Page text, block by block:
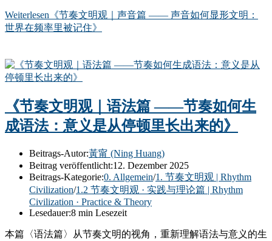
Weiterlesen 《节奏文明观｜声音篇 —— 声音如何显形文明：
世界在频率里被记住》
《节奏文明观｜语法篇 ——节奏如何生
成语法：意义是从停顿里长出来的》
Beitrags-Autor:黃甯 (Ning Huang)
Beitrag veröffentlicht:12. Dezember 2025
Beitrags-Kategorie:0. Allgemein/1. 节奏文明观 | Rhythm
Civilization/1.2 节奏文明观 · 实践与理论篇 | Rhythm
Civilization · Practice & Theory
Lesedauer:8 min Lesezeit
本篇〈语法篇〉从节奏文明的视角，重新理解语法与意义的生